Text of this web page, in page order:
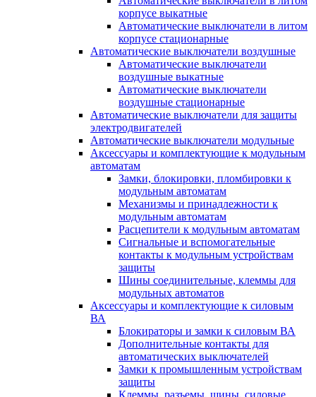
корпусе выкатные
Автоматические выключатели в литом
корпусе стационарные
Автоматические выключатели воздушные
Автоматические выключатели
воздушные выкатные
Автоматические выключатели
воздушные стационарные
Автоматические выключатели для защиты
электродвигателей
Автоматические выключатели модульные
Аксессуары и комплектующие к модульным
автоматам
Замки, блокировки, пломбировки к
модульным автоматам
Механизмы и принадлежности к
модульным автоматам
Расцепители к модульным автоматам
Сигнальные и вспомогательные
контакты к модульным устройствам
защиты
Шины соединительные, клеммы для
модульных автоматов
Аксессуары и комплектующие к силовым
ВА
Блокираторы и замки к силовым ВА
Дополнительные контакты для
автоматических выключателей
Замки к промышленным устройствам
защиты
Клеммы, разъемы, шины, силовые